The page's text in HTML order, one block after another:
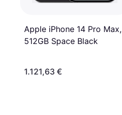
Apple iPhone 14 Pro Max,
512GB Space Black
1.121,63 €